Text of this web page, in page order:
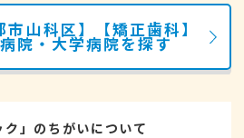
市山科区】【矯正歯科】
院・大学病院を探す
ク」のちがいについて